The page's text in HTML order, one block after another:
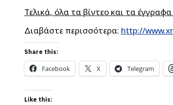
Τελικά, όλα τα βίντεο και τα
Διαβάστε περισσότερα: http://
Share this:
Facebook X Telegram
Like this: